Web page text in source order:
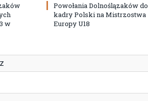
w
Powołania Dolnoślązaków do
kadry Polski na Mistrzostwa
Europy U18